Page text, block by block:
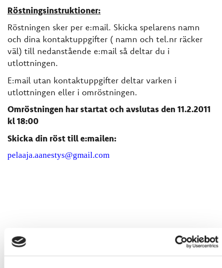
Röstningsinstruktioner:
Röstningen sker per e:mail. Skicka spelarens namn
och dina kontaktuppgifter ( namn och tel.nr räcker
väl) till nedanstående e:mail så deltar du i
utlottningen.
E:mail utan kontaktuppgifter deltar varken i
utlottningen eller i omröstningen.
Omröstningen har startat och avslutas den 11.2.2011
kl 18:00
Skicka din röst till e:mailen:
pelaaja.aanestys@gmail.com